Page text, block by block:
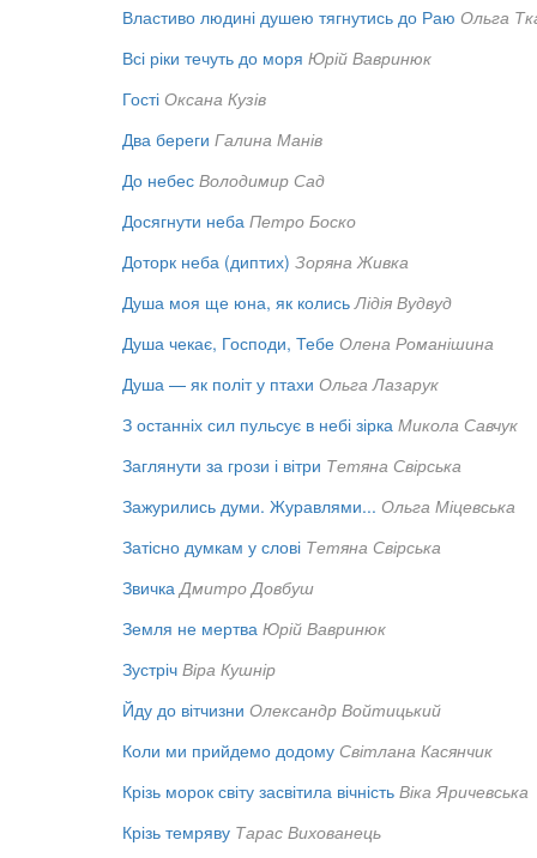
Властиво людині душею тягнутись до Раю Ольга
Всі ріки течуть до моря Юрій Вавринюк
Гості Оксана Кузів
Два береги Галина Манів
До небес Володимир Сад
Досягнути неба Петро Боско
Доторк неба (диптих) Зоряна Живка
Душа моя ще юна, як колись Лідія Вудвуд
Душа чекає, Господи, Тебе Олена Романішина
Душа — як політ у птахи Ольга Лазарук
З останніх сил пульсує в небі зірка Микола Савчук
Заглянути за грози і вітри Тетяна Свірська
Зажурились думи. Журавлями... Ольга Міцевська
Затісно думкам у слові Тетяна Свірська
Звичка Дмитро Довбуш
Земля не мертва Юрій Вавринюк
Зустріч Віра Кушнір
Йду до вітчизни Олександр Войтицький
Коли ми прийдемо додому Світлана Касянчик
Крізь морок світу засвітила вічність Віка Яричевська
Крізь темряву Тарас Вихованець